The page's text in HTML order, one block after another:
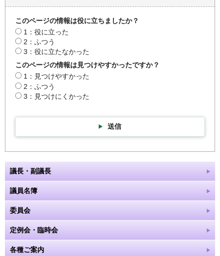
このページの情報は役に立ちましたか？
1：役に立った
2：ふつう
3：役に立たなかった
このページの情報は見つけやすかったですか？
1：見つけやすかった
2：ふつう
3：見つけにくかった
送信
議長・副議長
議員名簿
委員会
定例会・臨時会
各種ご案内